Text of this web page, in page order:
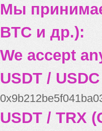
Мы
BTC и др.):
We accept
USDT /
USDT / TRX